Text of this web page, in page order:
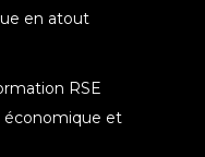
en atout
RSE
économique et